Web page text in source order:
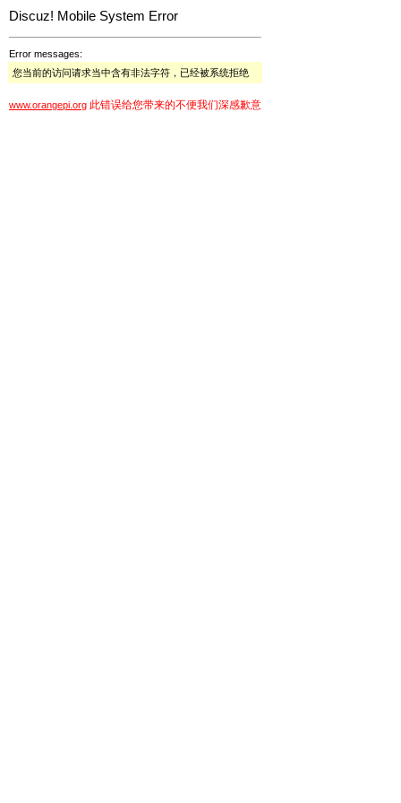
Discuz! Mobile System Error
Error messages:
您当前的访问请求当中含有非法字符，已经被系统拒绝
www.orangepi.org 此错误给您带来的不便我们深感歉意